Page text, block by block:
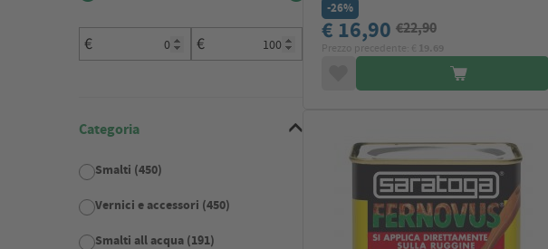
€ €
Categoria
Smalti (450)
Vernici e accessori (450)
Smalti all acqua (191)
-26%
€ 16,90 €22,90